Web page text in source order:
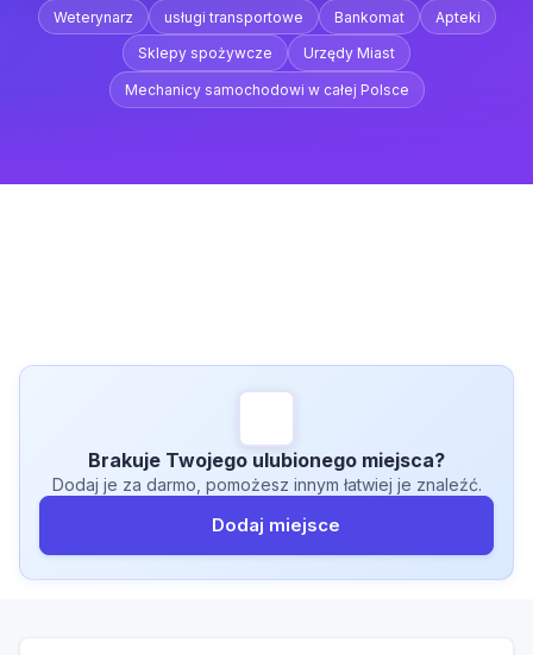
Weterynarz
usługi transportowe Bankomat Apteki
Sklepy spożywcze Urzędy Miast
Mechanicy samochodowi w całej Polsce
Brakuje Twojego ulubionego miejsca?
Dodaj je za darmo, pomożesz innym łatwiej je znaleźć.
Dodaj miejsce